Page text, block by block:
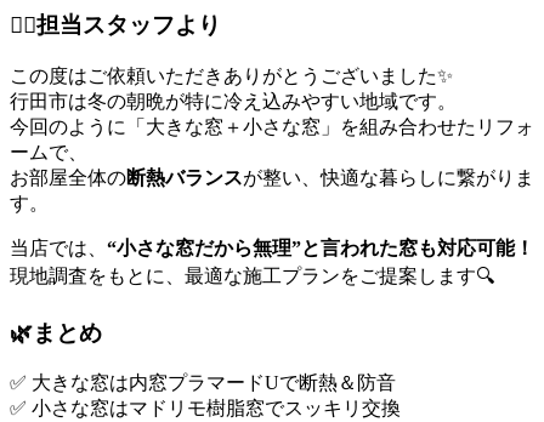
👷‍♂️担当スタッフより
この度はご依頼いただきありがとうございました✨
行田市は冬の朝晩が特に冷え込みやすい地域です。
今回のように「大きな窓＋小さな窓」を組み合わせたリフォ
ームで、
お部屋全体の断熱バランスが整い、快適な暮らしに繋がりま
す。
当店では、 “小さな窓だから無理”と言われた窓も対応可能！
現地調査をもとに、最適な施工プランをご提案します🔍
🌿まとめ
✅ 大きな窓は内窓プラマードUで断熱＆防音
✅ 小さな窓はマドリモ樹脂窓でスッキリ交換